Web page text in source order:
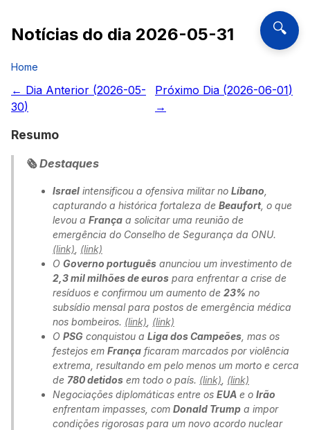
🔍
Notícias do dia 2026-05-31
Home
← Dia Anterior (2026-05-
30)
Próximo Dia (2026-06-01)
→
Resumo
🗞️ Destaques
Israel intensificou a ofensiva militar no Líbano
capturando a histórica fortaleza de Beaufort, o que
levou a França a solicitar uma reunião de
emergência do Conselho de Segurança da ONU.
(link) (link)
O Governo português anunciou um investimento de
2,3 mil milhões de euros para enfrentar a crise de
resíduos e confirmou um aumento de 23% no
subsídio mensal para postos de emergência médica
nos bombeiros. (link) (link)
O PSG conquistou a Liga dos Campeões , mas os
festejos em França ficaram marcados por violência
extrema, resultando em pelo menos um morto e cerca
de 780 detidos em todo o país. (link) (link)
Negociações diplomáticas entre os EUA e o Irão
enfrentam impasses, com Donald Trump a impor
condições rigorosas para um novo acordo nuclear